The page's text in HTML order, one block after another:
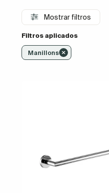
Mostrar filtros
Filtros aplicados
Manillons